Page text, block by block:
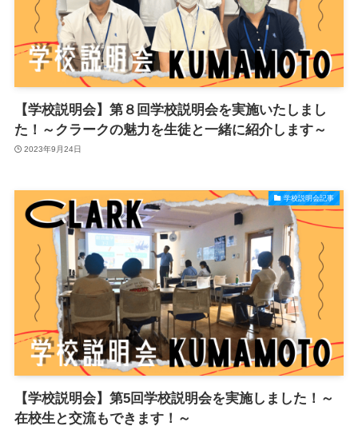
【学校説明会】第８回学校説明会を実施いたしまし
た！～クラークの魅力を生徒と一緒に紹介します～
2023年9月24日
学校説明会記事
【学校説明会】第5回学校説明会を実施しました！～
在校生と交流もできます！～